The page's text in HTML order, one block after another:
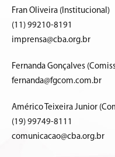
Fran Oliveira (Institucional)
(11) 99210-8191
imprensa@cba.org.br
Fernanda Gonçalves
fernanda@fgcom.com.br
Américo Teixeira Junior
(19) 99749-8111
comunicacao@cba.org.br